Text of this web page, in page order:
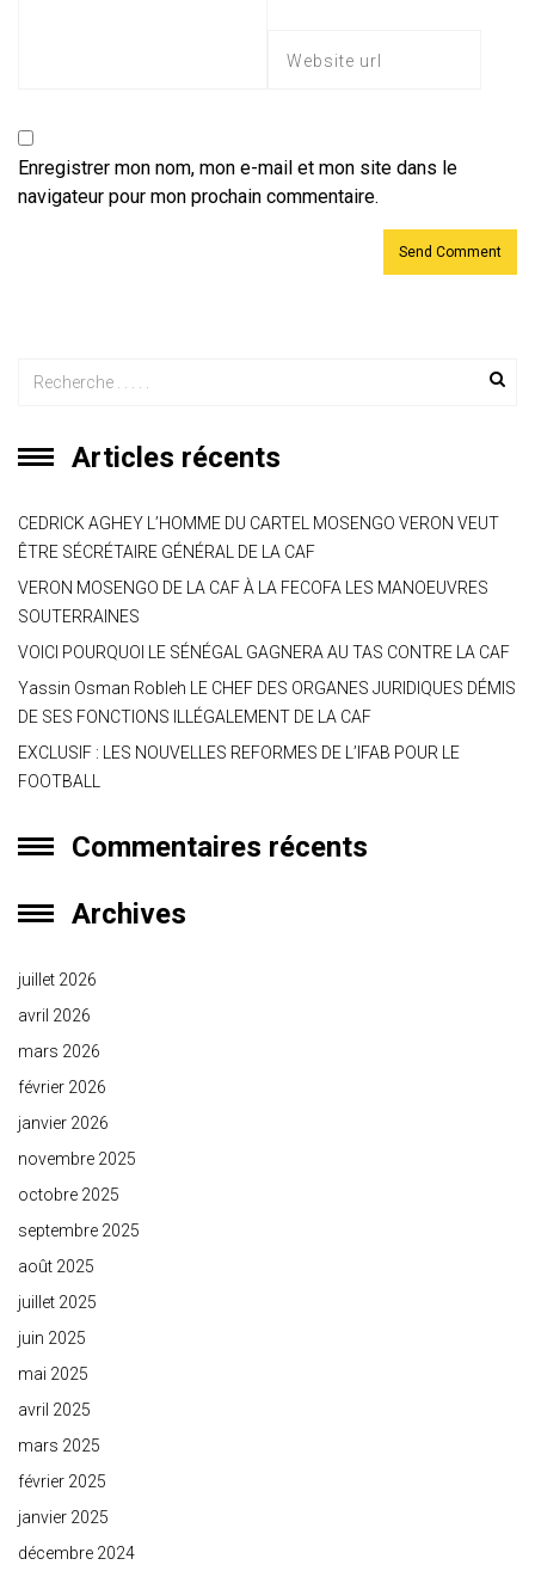
Enregistrer mon nom, mon e-mail et mon site dans le
navigateur pour mon prochain commentaire.
Articles récents
CEDRICK AGHEY L’HOMME DU CARTEL MOSENGO VERON VEUT
ÊTRE SÉCRÉTAIRE GÉNÉRAL DE LA CAF
VERON MOSENGO DE LA CAF À LA FECOFA LES MANOEUVRES
SOUTERRAINES
VOICI POURQUOI LE SÉNÉGAL GAGNERA AU TAS CONTRE LA CAF
Yassin Osman Robleh LE CHEF DES ORGANES JURIDIQUES DÉMIS
DE SES FONCTIONS ILLÉGALEMENT DE LA CAF
EXCLUSIF : LES NOUVELLES REFORMES DE L’IFAB POUR LE
FOOTBALL
Commentaires récents
Archives
juillet 2026
avril 2026
mars 2026
février 2026
janvier 2026
novembre 2025
octobre 2025
septembre 2025
août 2025
juillet 2025
juin 2025
mai 2025
avril 2025
mars 2025
février 2025
janvier 2025
décembre 2024